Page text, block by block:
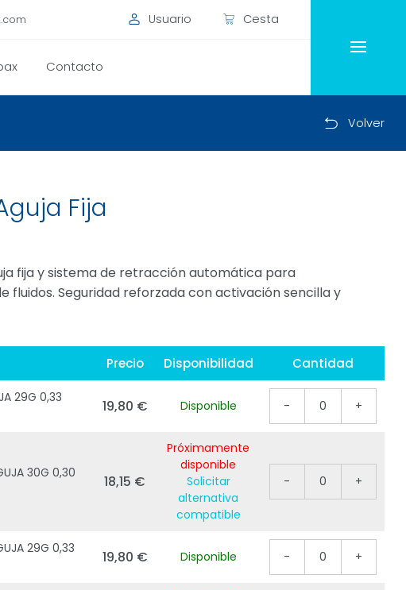
Usuario Cesta
Contacto
Volver
Fija
fija y sistema de retracción automática para
Seguridad reforzada con activación sencilla y
Precio Disponibilidad Cantidad
29G 0,33
19,80 € Disponible - 0 +
30G 0,30
18,15 €
Próximamente
disponible
Solicitar
alternativa
compatible
- 0 +
29G 0,33
19,80 € Disponible - 0 +